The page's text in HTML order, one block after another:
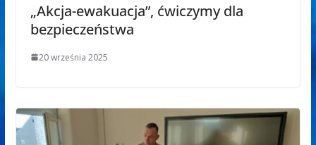
„Akcja-ewakuacja”, ćwiczymy dla
bezpieczeństwa
20 września 2025